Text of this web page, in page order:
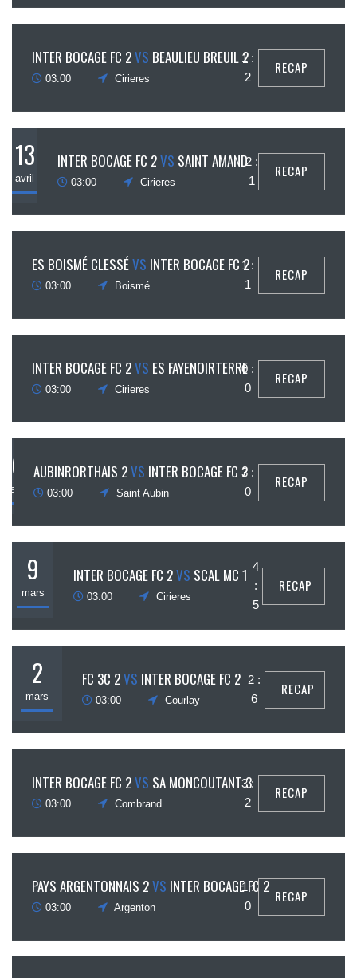
INTER BOCAGE FC 2VS BEAULIEU BREUIL 2
03:00 Cirieres
1 :
2
RECAP
13
avril
INTER BOCAGE FC 2VS SAINT AMAND
03:00 Cirieres
2 :
1
RECAP
ES BOISMÉ CLESSÉVS INTER BOCAGE FC 2
03:00 Boismé
1 :
1
RECAP
INTER BOCAGE FC 2VS ES FAYENOIRTERRE
03:00 Cirieres
0 :
0
RECAP
16
mars
AUBINRORTHAIS 2VS INTER BOCAGE FC 2
03:00 Saint Aubin
3 :
0
RECAP
9
mars
INTER BOCAGE FC 2VS SCAL MC 1
03:00 Cirieres
4
:
5
RECAP
2
mars
FC 3C 2VS INTER BOCAGE FC 2
03:00 Courlay
2 :
6
RECAP
INTER BOCAGE FC 2VS SA MONCOUTANT 3
03:00 Combrand
3 :
2
RECAP
PAYS ARGENTONNAIS 2VS INTER BOCAGE FC 2
03:00 Argenton
1 :
0
RECAP